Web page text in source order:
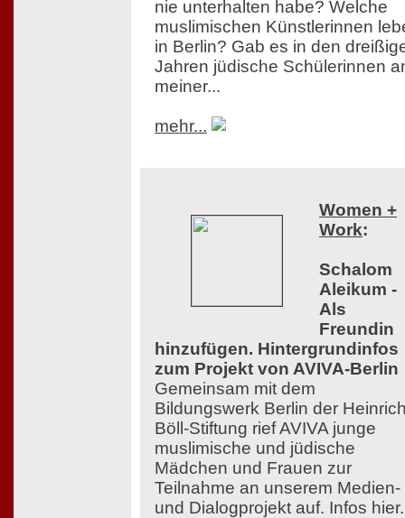
nie unterhalten habe? Welche
muslimischen Künstlerinnen
in Berlin? Gab es in den
Jahren jüdische Schülerinnen
meiner...
mehr...
Women +
Work:
Schalom
Aleikum -
Als
Freundin
hinzufügen. Hintergrundinfos
zum Projekt von AVIVA-Berlin
Gemeinsam mit dem
Bildungswerk Berlin der
Böll-Stiftung rief AVIVA junge
muslimische und jüdische
Mädchen und Frauen zur
Teilnahme an unserem Medien-
und Dialogprojekt auf. Infos